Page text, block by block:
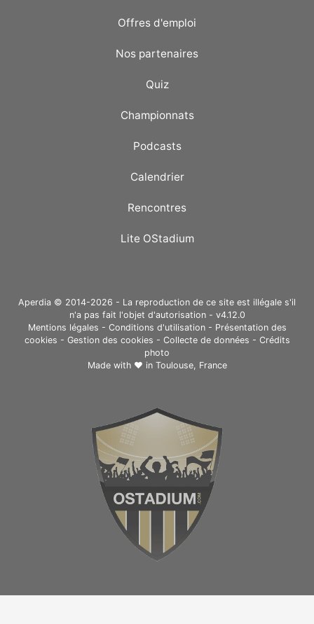
Offres d'emploi
Nos partenaires
Quiz
Championnats
Podcasts
Calendrier
Rencontres
Lite OStadium
Aperdia © 2014-2026 - La reproduction de ce site est illégale s'il
n'a pas fait l'objet d'autorisation - v4.12.0
Mentions légales - Conditions d'utilisation- Présentation des
cookies - Gestion des cookies - Collecte de données - Crédits
photo
Made with ❤ in Toulouse, France